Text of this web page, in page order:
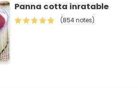
Panna cotta inratable
(854 notes)